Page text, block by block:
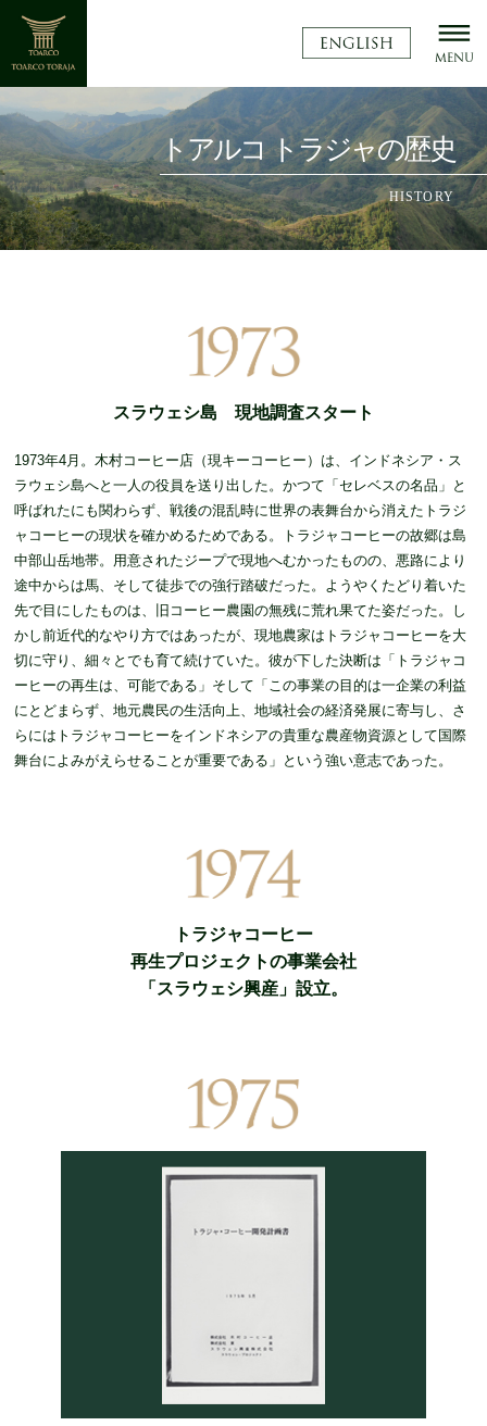
トアルコ トラジャの歴史
HISTORY
スラウェシ島 現地調査スタート
1973年4月。木村コーヒー店（現キーコーヒー）は、インドネシア・ス
ラウェシ島へと一人の役員を送り出した。かつて「セレベスの名品」と
呼ばれたにも関わらず、戦後の混乱時に世界の表舞台から消えたトラジ
ャコーヒーの現状を確かめるためである。トラジャコーヒーの故郷は島
中部山岳地帯。用意されたジープで現地へむかったものの、悪路により
途中からは馬、そして徒歩での強行踏破だった。ようやくたどり着いた
先で目にしたものは、旧コーヒー農園の無残に荒れ果てた姿だった。し
かし前近代的なやり方ではあったが、現地農家はトラジャコーヒーを大
切に守り、細々とでも育て続けていた。彼が下した決断は「トラジャコ
ーヒーの再生は、可能である」そして「この事業の目的は一企業の利益
にとどまらず、地元農民の生活向上、地域社会の経済発展に寄与し、さ
らにはトラジャコーヒーをインドネシアの貴重な農産物資源として国際
舞台によみがえらせることが重要である」という強い意志であった。
トラジャコーヒー
再生プロジェクトの事業会社
「スラウェシ興産」設立。